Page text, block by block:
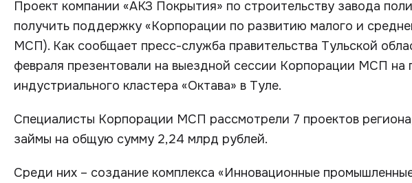
Проект компании «АКЗ Покрытия» по строительству завода
получить поддержку «Корпорации по развитию малого и
МСП). Как сообщает пресс-служба правительства Тульской
февраля презентовали на выездной сессии Корпорации МСП на
индустриального кластера «Октава» в Туле.
Специалисты Корпорации МСП рассмотрели 7 проектов
займы на общую сумму 2,24 млрд рублей.
Среди них – создание комплекса «Инновационные